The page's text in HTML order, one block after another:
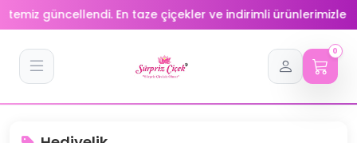
En taze çiçekler ve indirimli ürünlerimizle sizlerin
0